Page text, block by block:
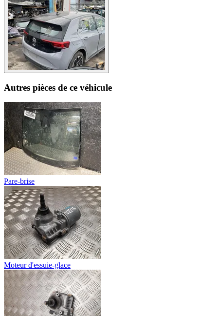
Autres pièces de ce véhicule
Pare-brise
Moteur d'essuie-glace